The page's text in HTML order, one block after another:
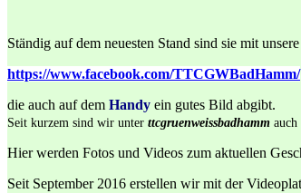
Ständig auf dem neuesten Stand sind sie mit
https://www.facebook.com/TTCGWBadHamm/
die auch auf dem Handy ein gutes Bild abgibt.
Seit kurzem sind wir unter ttcgruenweissbadhamm auch
Hier werden Fotos und Videos zum aktuellen
Seit September 2016 erstellen wir mit der